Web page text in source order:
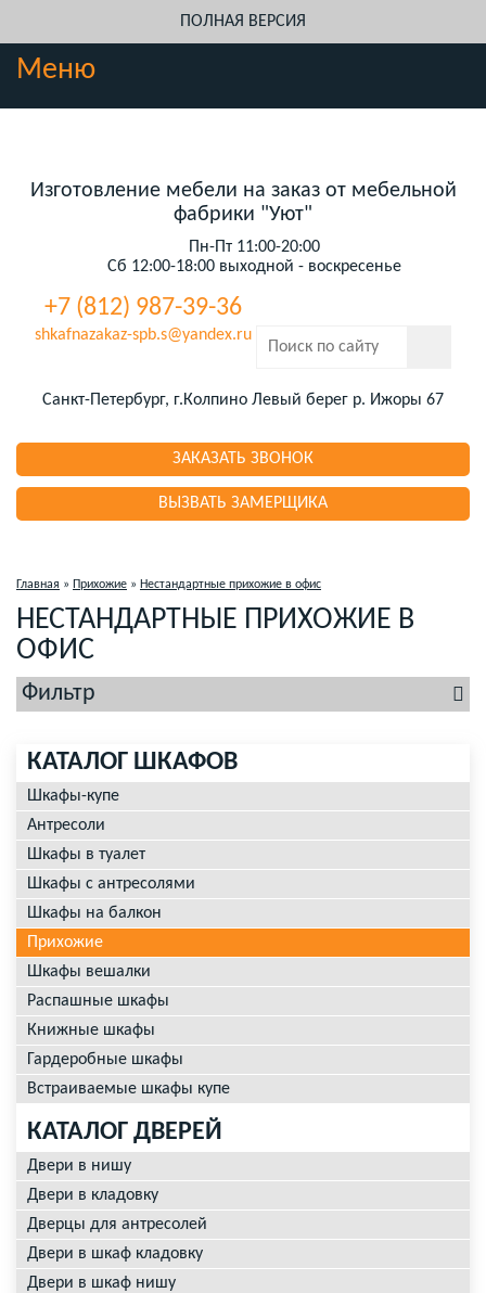
ПОЛНАЯ ВЕРСИЯ
Меню
Изготовление мебели на заказ от мебельной
фабрики "Уют"
Пн-Пт 11:00-20:00
Сб 12:00-18:00 выходной - воскресенье
+7 (812) 987-39-36
shkafnazakaz-spb.s@yandex.ru
Санкт-Петербург, г.Колпино Левый берег р. Ижоры 67
ЗАКАЗАТЬ ЗВОНОК
ВЫЗВАТЬ ЗАМЕРЩИКА
Главная » Прихожие » Нестандартные прихожие в офис
НЕСТАНДАРТНЫЕ ПРИХОЖИЕ В
ОФИС
Фильтр
КАТАЛОГ ШКАФОВ
Шкафы-купе
Антресоли
Шкафы в туалет
Шкафы с антресолями
Шкафы на балкон
Прихожие
Шкафы вешалки
Распашные шкафы
Книжные шкафы
Гардеробные шкафы
Встраиваемые шкафы купе
КАТАЛОГ ДВЕРЕЙ
Двери в нишу
Двери в кладовку
Дверцы для антресолей
Двери в шкаф кладовку
Двери в шкаф нишу